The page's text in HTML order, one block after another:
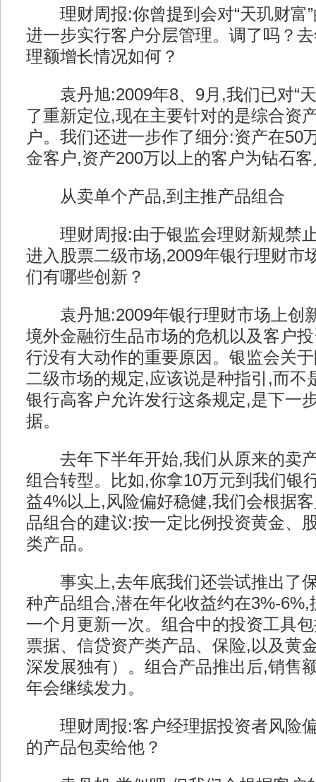
理财周报:你曾提到会对“天玑财富”
进一步实行客户分层管理。调了吗？
理额增长情况如何？
袁丹旭:2009年8、9月,我们已对“天
了重新定位,现在主要针对的是综合资
户。我们还进一步作了细分:资产在50
金客户,资产200万以上的客户为钻石
从卖单个产品,到主推产品组合
理财周报:由于银监会理财新规禁
进入股票二级市场,2009年银行理财市
们有哪些创新？
袁丹旭:2009年银行理财市场上创
境外金融衍生品市场的危机以及客户
行没有大动作的重要原因。银监会关
二级市场的规定,应该说是种指引,而不
银行高客户允许发行这条规定,是下一
据。
去年下半年开始,我们从原来的卖
组合转型。比如,你拿10万元到我们银
益4%以上,风险偏好稳健,我们会根据
品组合的建议:按一定比例投资黄金、
类产品。
事实上,去年底我们还尝试推出了
种产品组合,潜在年化收益约在3%-6%,
一个月更新一次。组合中的投资工具
票据、信贷资产类产品、保险,以及黄
深发展独有）。组合产品推出后,销售
年会继续发力。
理财周报:客户经理据投资者风险
的产品包卖给他？